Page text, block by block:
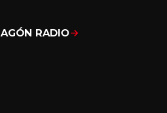
RADIOMostrar todo